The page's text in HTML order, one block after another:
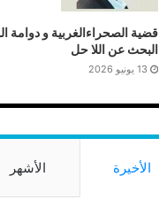
قضية الصحراءالغربية و
البحث عن اللا حل
13 يونيو 2026
الأخيرة الأشهر